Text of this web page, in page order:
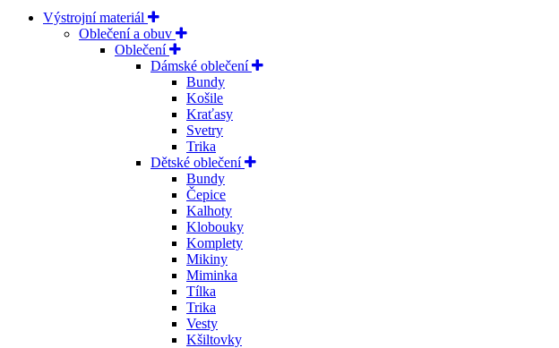
Výstrojní materiál
Oblečení a obuv
Oblečení
Dámské oblečení
Bundy
Košile
Kraťasy
Svetry
Trika
Dětské oblečení
Bundy
Čepice
Kalhoty
Klobouky
Komplety
Mikiny
Miminka
Tílka
Trika
Vesty
Kšiltovky